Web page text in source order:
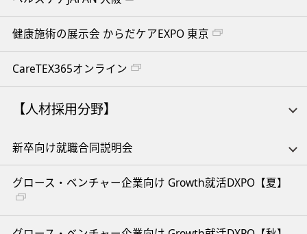
健康施術の展示会 からだケアEXPO 東京
CareTEX365オンライン
【人材採用分野】
新卒向け就職合同説明会
グロース・ベンチャー企業向け Growth就活DXPO【夏】